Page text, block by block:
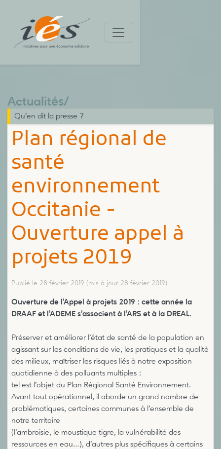
Plan régional de
santé
environnement
Occitanie -
Ouverture appel à
projets 2019
Publié le 28 février 2019 (mis à jour 28 février 2019)
Ouverture de l’Appel à projets 2019 : cette année la
DRAAF et l’ADEME s’associent à l’ARS et à la DREAL.
Préserver et améliorer l’état de santé de la population en
agissant sur les conditions de vie, les pratiques et la qualité
des milieux, maîtriser les risques liés à notre exposition
quotidienne à des polluants multiples :
tel est l’objet du Plan Régional Santé Environnement.
Avant tout opérationnel, il aborde un grand nombre de
problématiques, certaines communes à l’ensemble de
notre territoire
(l’ambroisie, le moustique tigre, la vulnérabilité des
ressources en eau…), d’autres plus spécifiques à certains
Actualités/
Qu’en dit la presse ?